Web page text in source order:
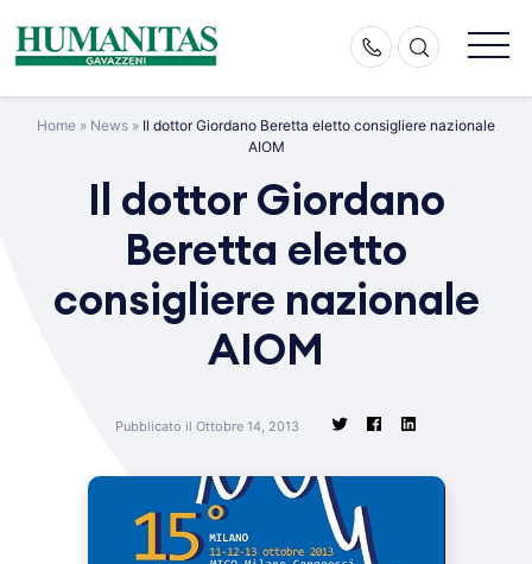
content
Home » News » Il dottor Giordano Beretta eletto consigliere nazionale
AIOM
Il dottor Giordano
Beretta eletto
consigliere nazionale
AIOM
Pubblicato il Ottobre 14, 2013